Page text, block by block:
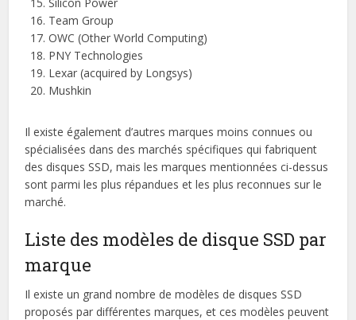
Team Group
OWC (Other World Computing)
PNY Technologies
Lexar (acquired by Longsys)
Mushkin
Il existe également d’autres marques moins connues ou
spécialisées dans des marchés spécifiques qui fabriquent
des disques SSD, mais les marques mentionnées ci-dessus
sont parmi les plus répandues et les plus reconnues sur le
marché.
Liste des modèles de disque SSD par
marque
Il existe un grand nombre de modèles de disques SSD
proposés par différentes marques, et ces modèles peuvent